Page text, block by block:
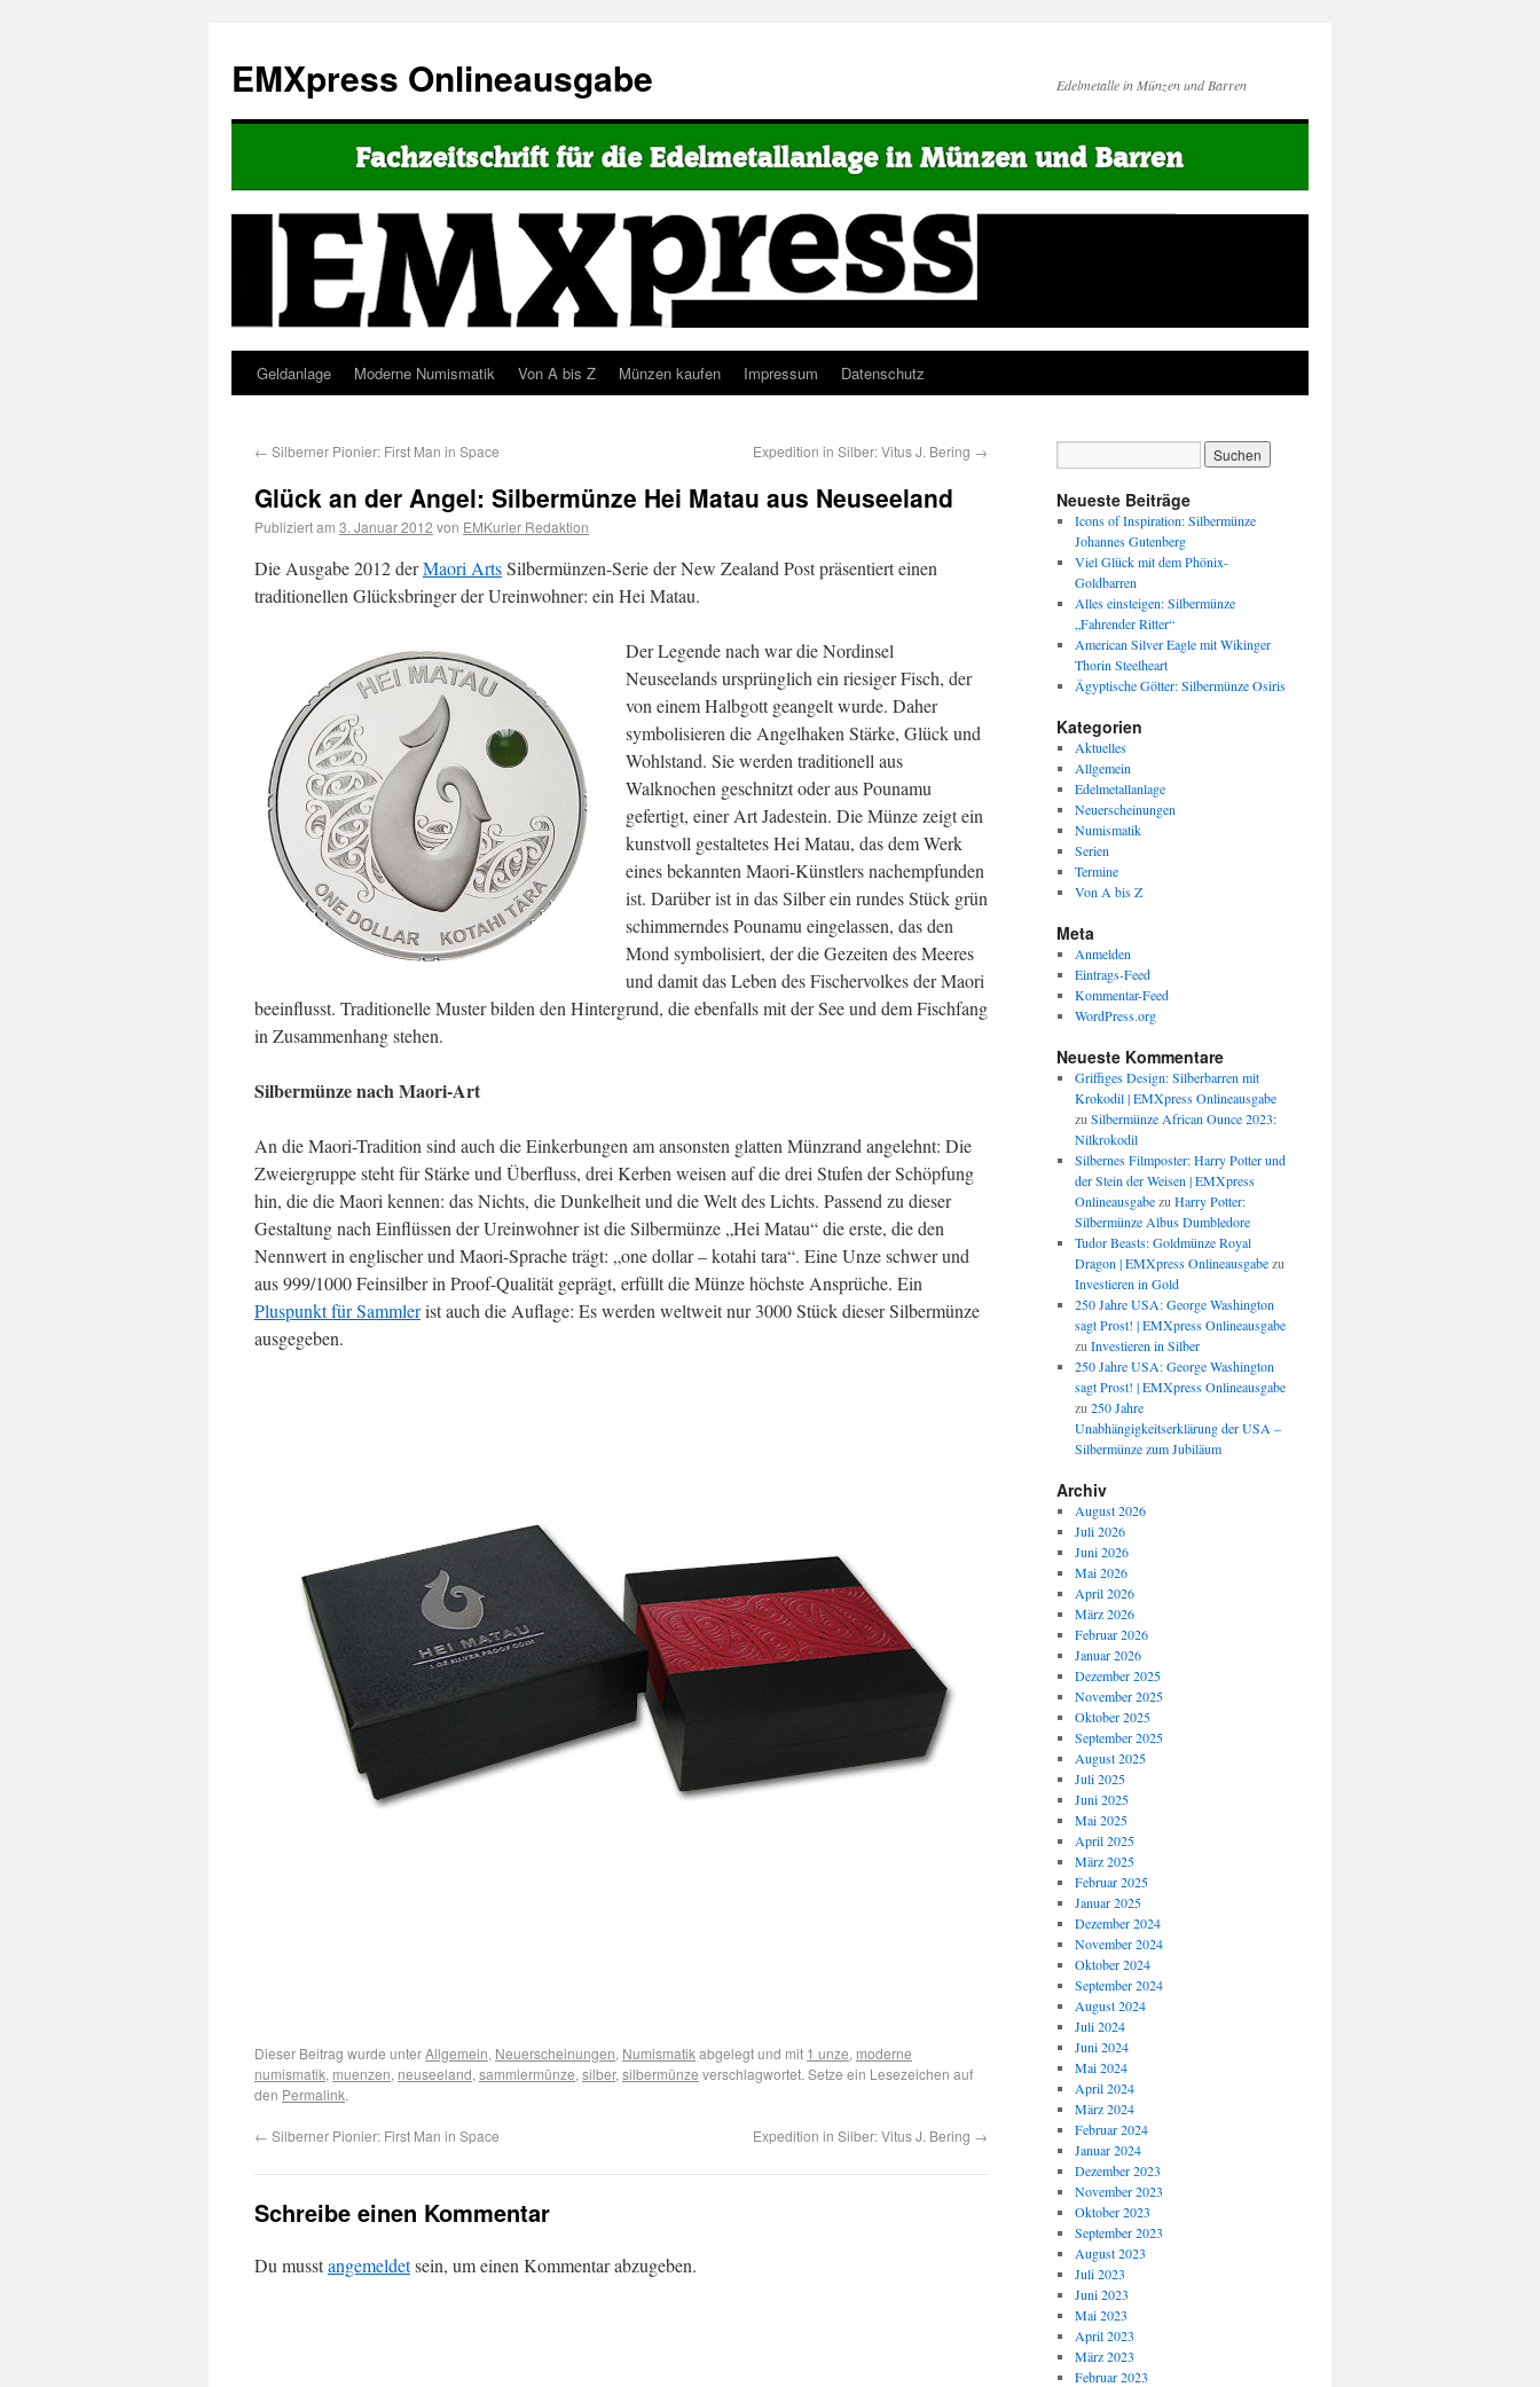
EMXpress Onlineausgabe Edelmetalle in Münzen und Barren
Geldanlage Moderne Numismatik Von A bis Z Münzen kaufen Impressum Datenschutz
← Silberner Pionier: First Man in Space Expedition in Silber: Vitus J. Bering →
Glück an der Angel: Silbermünze Hei Matau aus Neuseeland
Publiziert am 3. Januar 2012 von EMKurier Redaktion
Die Ausgabe 2012 derMaori ArtsSilbermünzen-Serie der New Zealand Post präsentiert einen
traditionellen Glücksbringer der Ureinwohner: ein Hei Matau.
Der Legende nach war die Nordinsel
Neuseelands ursprünglich ein riesiger Fisch, der
von einem Halbgott geangelt wurde. Daher
symbolisieren die Angelhaken Stärke, Glück und
Wohlstand. Sie werden traditionell aus
Walknochen geschnitzt oder aus Pounamu
gefertigt, einer Art Jadestein. Die Münze zeigt ein
kunstvoll gestaltetes Hei Matau, das dem Werk
eines bekannten Maori-Künstlers nachempfunden
ist. Darüber ist in das Silber ein rundes Stück grün
schimmerndes Pounamu eingelassen, das den
Mond symbolisiert, der die Gezeiten des Meeres
und damit das Leben des Fischervolkes der Maori
beeinflusst. Traditionelle Muster bilden den Hintergrund, die ebenfalls mit der See und dem Fischfang
in Zusammenhang stehen.
Silbermünze nach Maori-Art
An die Maori-Tradition sind auch die Einkerbungen am ansonsten glatten Münzrand angelehnt: Die
Zweiergruppe steht für Stärke und Überfluss, drei Kerben weisen auf die drei Stufen der Schöpfung
hin, die die Maori kennen: das Nichts, die Dunkelheit und die Welt des Lichts. Passend zu dieser
Gestaltung nach Einflüssen der Ureinwohner ist die Silbermünze „Hei Matau“ die erste, die den
Nennwert in englischer und Maori-Sprache trägt: „one dollar – kotahi tara“. Eine Unze schwer und
aus 999/1000 Feinsilber in Proof-Qualität geprägt, erfüllt die Münze höchste Ansprüche. Ein
Pluspunkt für Sammlerist auch die Auflage: Es werden weltweit nur 3000 Stück dieser Silbermünze
ausgegeben.
Dieser Beitrag wurde unterAllgemein, Neuerscheinungen, Numismatikabgelegt und mit 1 unze, moderne
numismatik, muenzen, neuseeland, sammlermünze, silber, silbermünze verschlagwortet. Setze ein Lesezeichen auf
den Permalink.
← Silberner Pionier: First Man in Space Expedition in Silber: Vitus J. Bering →
Schreibe einen Kommentar
Du musstangemeldetsein, um einen Kommentar abzugeben.
Neueste Beiträge
Icons of Inspiration: Silbermünze
Johannes Gutenberg
Viel Glück mit dem Phönix-
Goldbarren
Alles einsteigen: Silbermünze
„Fahrender Ritter“
American Silver Eagle mit Wikinger
Thorin Steelheart
Ägyptische Götter: Silbermünze Osiris
Kategorien
Aktuelles
Allgemein
Edelmetallanlage
Neuerscheinungen
Numismatik
Serien
Termine
Von A bis Z
Meta
Anmelden
Eintrags-Feed
Kommentar-Feed
WordPress.org
Neueste Kommentare
Griffiges Design: Silberbarren mit
Krokodil | EMXpress Onlineausgabe
zu Silbermünze African Ounce 2023:
Nilkrokodil
Silbernes Filmposter: Harry Potter und
der Stein der Weisen | EMXpress
Onlineausgabezu Harry Potter:
Silbermünze Albus Dumbledore
Tudor Beasts: Goldmünze Royal
Dragon | EMXpress Onlineausgabezu
Investieren in Gold
250 Jahre USA: George Washington
sagt Prost! | EMXpress Onlineausgabe
zu Investieren in Silber
250 Jahre USA: George Washington
sagt Prost! | EMXpress Onlineausgabe
zu 250 Jahre
Unabhängigkeitserklärung der USA –
Silbermünze zum Jubiläum
Archiv
August 2026
Juli 2026
Juni 2026
Mai 2026
April 2026
März 2026
Februar 2026
Januar 2026
Dezember 2025
November 2025
Oktober 2025
September 2025
August 2025
Juli 2025
Juni 2025
Mai 2025
April 2025
März 2025
Februar 2025
Januar 2025
Dezember 2024
November 2024
Oktober 2024
September 2024
August 2024
Juli 2024
Juni 2024
Mai 2024
April 2024
März 2024
Februar 2024
Januar 2024
Dezember 2023
November 2023
Oktober 2023
September 2023
August 2023
Juli 2023
Juni 2023
Mai 2023
April 2023
März 2023
Februar 2023